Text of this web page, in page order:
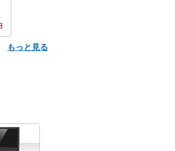
もっと見る